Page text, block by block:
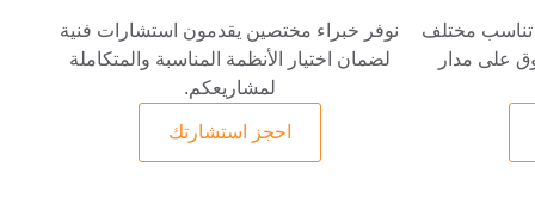
تناسب مختلف
على مدار
نوفر خبراء مختصين يقدمون استشارات فنية
لضمان اختيار الأنظمة المناسبة والمتكاملة
لمشاريعكم.
احجز استشارتك